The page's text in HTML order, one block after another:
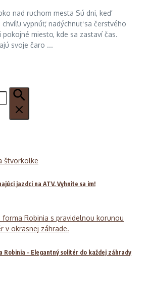
nad ruchom mesta Sú dni, keď
vypnúť, nadýchnuť sa čerstvého
miesto, kde sa zastaví čas.
svoje čaro ...
jazdci na ATV. Vyhnite sa im!
Robinia – Elegantný solitér do každej záhrady